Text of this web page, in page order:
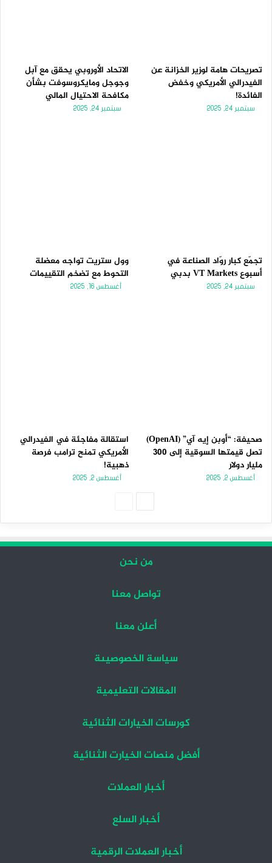
تصريحات هامة لوزير الخزانة عن
الفيدرالي الأمريكي وخفض
الفائدة!
سبتمبر 24, 2025
الاتحاد الأوروبي يحقق مع آبل
وجوجل ومايكروسوفت بشأن
مكافحة الاحتيال المالي
سبتمبر 24, 2025
تجمّع كبار روّاد الصناعة في
أسبوع VT Markets بدبي
سبتمبر 24, 2025
وول ستريت تواجه معضلة
التحوط مع تضخم التقييمات
أغسطس 16, 2025
صحيفة: “أوبن إيه آي” (OpenAI)
تصل قيمتها السوقية إلى 300
مليار دولار
أغسطس 2, 2025
استقالة مفاجئة في الفيدرالي
الأمريكي تمنح ترامب فرصة
ذهبية!
أغسطس 2, 2025
من نحن
تواصل معنا
أعلن معنا
سياسة الخصوصيىة
المقالات التعليمية
كورسات الخيارات الثنائية
أفضل منصات الخيارت الثنائية
أخبار العملات
أخبار السلع
أخبار العملات الرقمية